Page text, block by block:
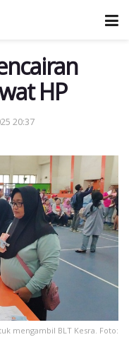
HP
20:37
mengambil BLT Kesra. Foto: